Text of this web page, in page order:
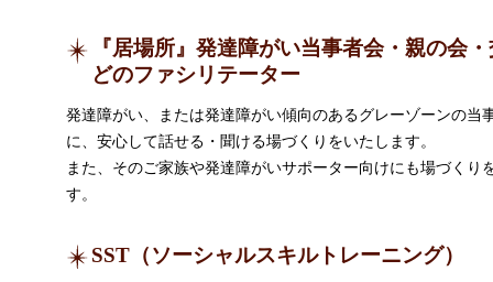
『居場所』発達障がい当事者会・親の会
どのファシリテーター
発達障がい、または発達障がい傾向のあるグレーゾーンの当
に、安心して話せる・聞ける場づくりをいたします。
また、そのご家族や発達障がいサポーター向けにも場づくり
す。
SST（ソーシャルスキルトレーニング）